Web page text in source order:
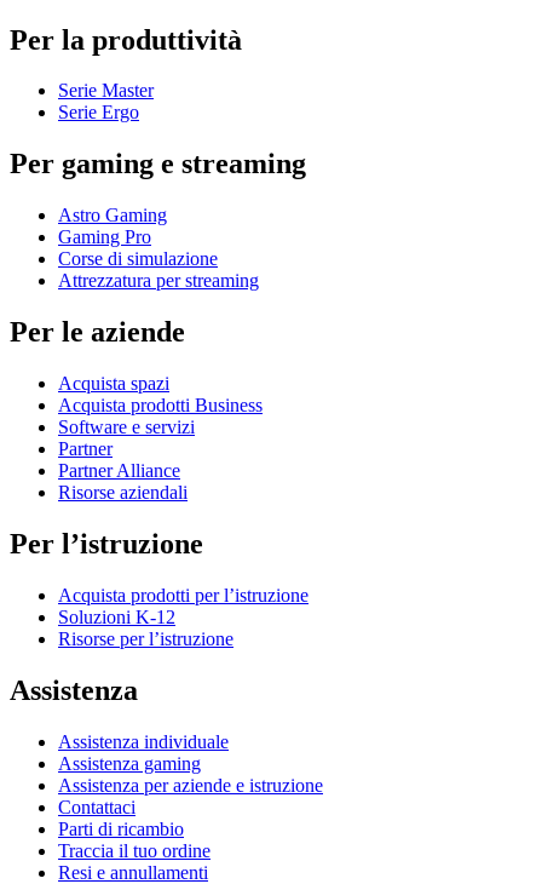
Per la produttività
Serie Master
Serie Ergo
Per gaming e streaming
Astro Gaming
Gaming Pro
Corse di simulazione
Attrezzatura per streaming
Per le aziende
Acquista spazi
Acquista prodotti Business
Software e servizi
Partner
Partner Alliance
Risorse aziendali
Per l’istruzione
Acquista prodotti per l’istruzione
Soluzioni K-12
Risorse per l’istruzione
Assistenza
Assistenza individuale
Assistenza gaming
Assistenza per aziende e istruzione
Contattaci
Parti di ricambio
Traccia il tuo ordine
Resi e annullamenti